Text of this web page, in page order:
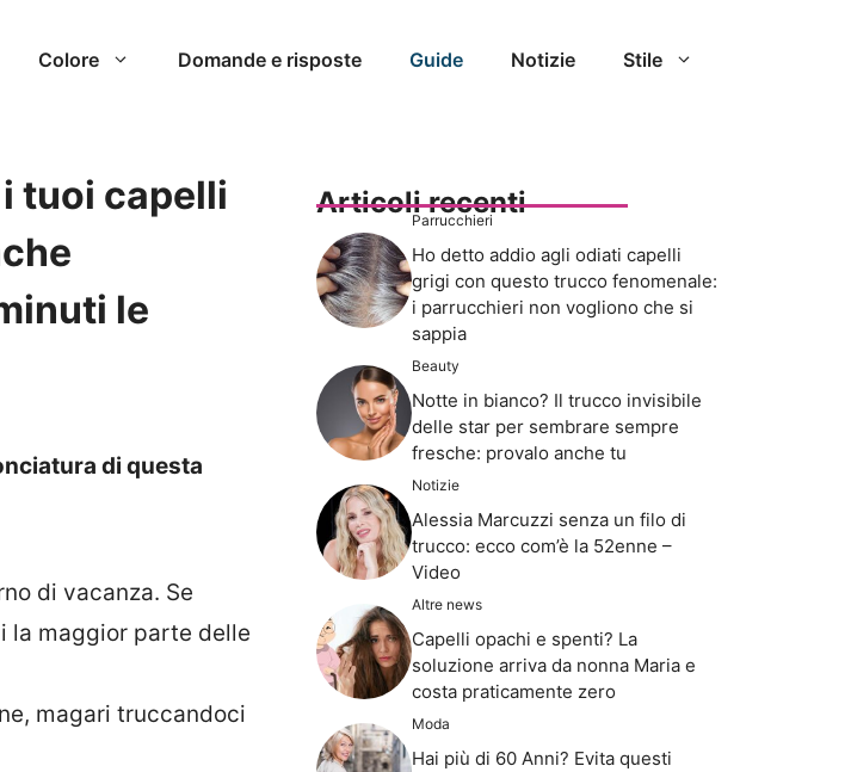
Colore Domande e risposte Guide Notizie Stile
tuoi capelli
le
di questa
di vacanza. Se
la maggior parte delle
magari truccandoci
Articoli recenti
Parrucchieri
Ho detto addio agli odiati capelli
grigi con questo trucco fenomenale:
i parrucchieri non vogliono che si
sappia
Beauty
Notte in bianco? Il trucco invisibile
delle star per sembrare sempre
fresche: provalo anche tu
Notizie
Alessia Marcuzzi senza un filo di
trucco: ecco com’è la 52enne –
Video
Altre news
Capelli opachi e spenti? La
soluzione arriva da nonna Maria e
costa praticamente zero
Moda
Hai più di 60 Anni? Evita questi